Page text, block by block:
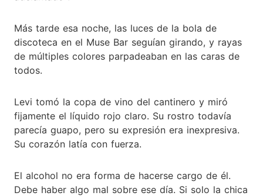
Más tarde esa noche, las luces de la bola de
discoteca en el Muse Bar seguían girando, y rayas
de múltiples colores parpadeaban en las caras de
todos.
Levi tomó la copa de vino del cantinero y miró
fijamente el líquido rojo claro. Su rostro todavía
parecía guapo, pero su expresión era inexpresiva.
Su corazón latía con fuerza.
El alcohol no era forma de hacerse cargo de él.
Debe haber algo mal sobre ese día. Si solo la chica